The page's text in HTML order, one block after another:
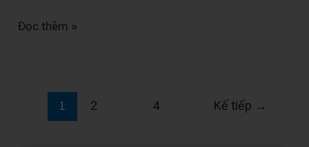
Đọc thêm »
1 2 4 Kế tiếp →